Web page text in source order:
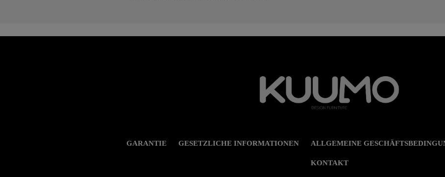
GARANTIE GESETZLICHE INFORMATIONEN ALLGEMEINE
KONTAKT